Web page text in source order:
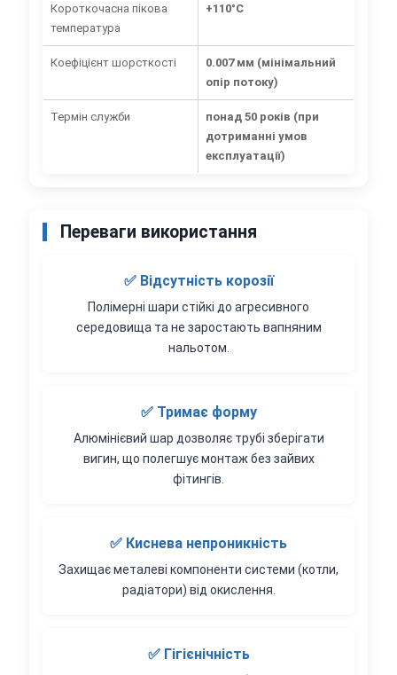
Короткочасна пікова
температура
+110°C
Коефіцієнт шорсткості
0.007 мм (мінімальний
опір потоку)
Термін служби
понад 50 років (при
дотриманні умов
експлуатації)
Переваги використання
✅ Відсутність корозії
Полімерні шари стійкі до агресивного
середовища та не заростають вапняним
нальотом.
✅ Тримає форму
Алюмінієвий шар дозволяє трубі зберігати
вигин, що полегшує монтаж без зайвих
фітингів.
✅ Киснева непроникність
Захищає металеві компоненти системи (котли,
радіатори) від окислення.
✅ Гігієнічність